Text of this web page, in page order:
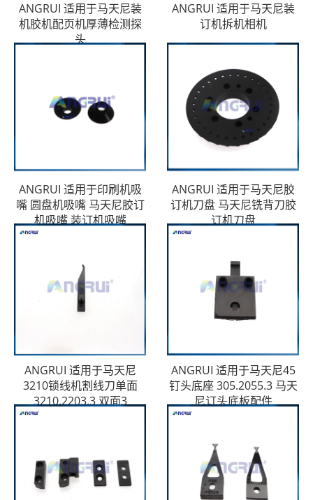
ANGRUI 适用于马天尼装
机胶机配页机厚薄检测探
头
ANGRUI 适用于马天尼装
订机拆机相机
ANGRUI 适用于印刷机吸
嘴 圆盘机吸嘴 马天尼胶订
机吸嘴 装订机吸嘴
ANGRUI 适用于马天尼胶
订机刀盘 马天尼铣背刀胶
订机刀盘
ANGRUI 适用于马天尼
3210锁线机割线刀单面
3210.2203.3 双面3
ANGRUI 适用于马天尼45
钉头底座 305.2055.3 马天
尼订头底板配件